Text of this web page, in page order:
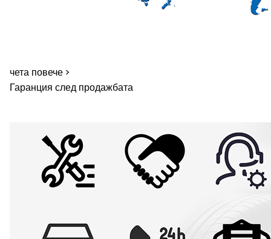
чета повече >
Гаранция след продажбата